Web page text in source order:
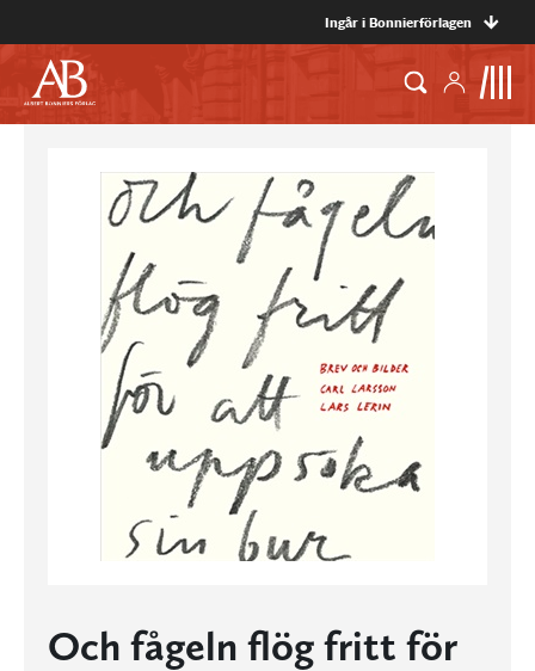
Ingår i Bonnierförlagen
Och fågeln flög fritt för